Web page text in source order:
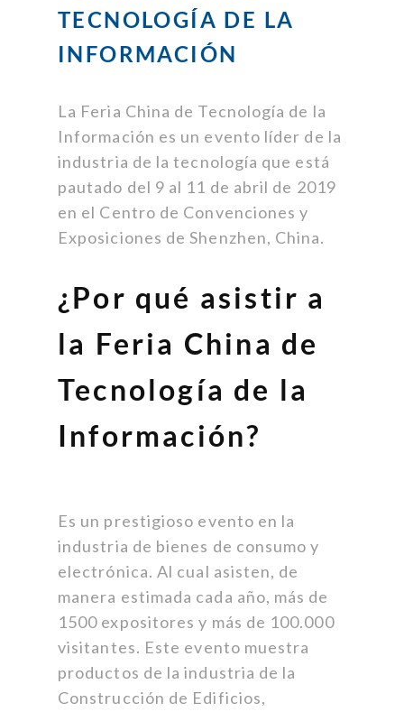
TECNOLOGÍA DE LA
INFORMACIÓN
La Feria China de Tecnología de la
Información es un evento líder de la
industria de la tecnología que está
pautado del 9 al 11 de abril de 2019
en el Centro de Convenciones y
Exposiciones de Shenzhen, China.
¿Por qué asistir a
la Feria China de
Tecnología de la
Información?
Es un prestigioso evento en la
industria de bienes de consumo y
electrónica. Al cual asisten, de
manera estimada cada año, más de
1500 expositores y más de 100.000
visitantes. Este evento muestra
productos de la industria de la
Construcción de Edificios,